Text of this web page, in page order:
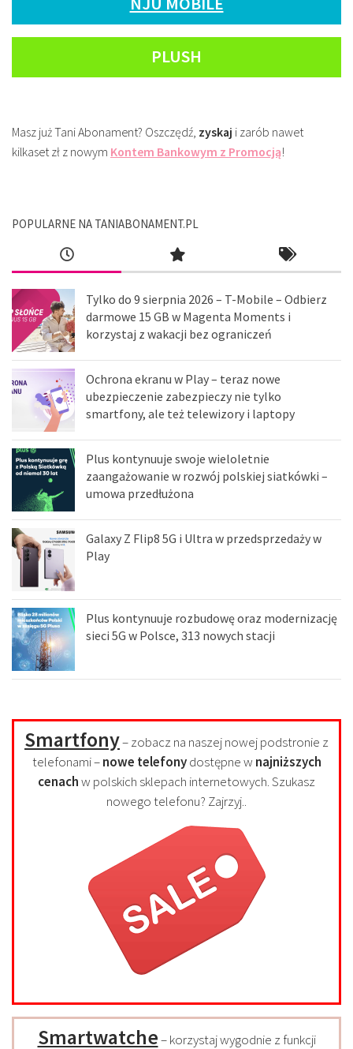
PLUSH
Masz już Tani Abonament? Oszczędź, zyskaj i zarób nawet
kilkaset zł z nowym Kontem Bankowym z Promocją!
POPULARNE NA TANIABONAMENT.PL
Tylko do 9 sierpnia 2026 – T-Mobile – Odbierz
darmowe 15 GB w Magenta Moments i
korzystaj z wakacji bez ograniczeń
Ochrona ekranu w Play – teraz nowe
ubezpieczenie zabezpieczy nie tylko
smartfony, ale też telewizory i laptopy
Plus kontynuuje swoje wieloletnie
zaangażowanie w rozwój polskiej siatkówki –
umowa przedłużona
Galaxy Z Flip8 5G i Ultra w przedsprzedaży w
Play
Plus kontynuuje rozbudowę oraz modernizację
sieci 5G w Polsce, 313 nowych stacji
Smartfony– zobacz na naszej nowej podstronie z
telefonami –nowe telefonydostępne w najniższych
cenachw polskich sklepach internetowych. Szukasz
nowego telefonu? Zajrzyj..
Smartwatche– korzystaj wygodnie z funkcji